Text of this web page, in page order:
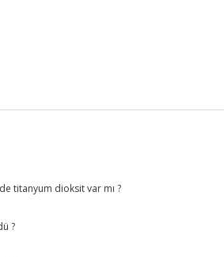
titanyum dioksit var mı ?
?